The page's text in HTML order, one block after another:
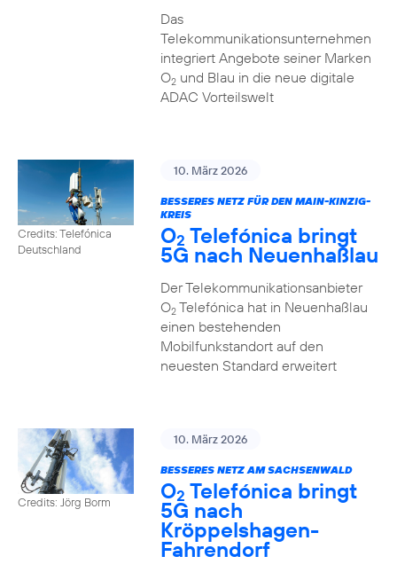
Das
Telekommunikationsunternehmen
integriert Angebote seiner Marken
O2und Blau in die neue digitale
ADAC Vorteilswelt
Credits: Telefónica
Deutschland
10. März 2026
BESSERES NETZ FÜR DEN MAIN-KINZIG-
KREIS
O2 Telefónica bringt
5G nach Neuenhaßlau
Der Telekommunikationsanbieter
O2Telefónica hat in Neuenhaßlau
einen bestehenden
Mobilfunkstandort auf den
neuesten Standard erweitert
Credits: Jörg Borm
10. März 2026
BESSERES NETZ AM SACHSENWALD
O2 Telefónica bringt
5G nach
Kröppelshagen-
Fahrendorf